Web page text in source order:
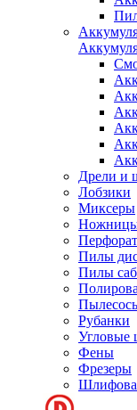
Дрели и
Лобзики
Миксеры
Пилы
Пилы
Рубанки
Угловые
Фены
Фрезеры